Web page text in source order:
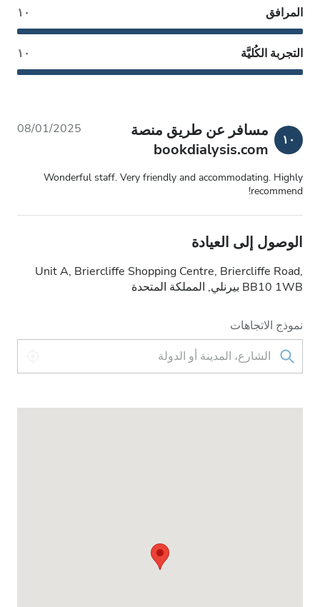
المرافق ١٠
التجربة الكُليَّة ١٠
١٠
مسافر عن طريق منصة
bookdialysis.com
08/01/2025
Wonderful staff. Very friendly and accommodating. Highly
recommend!
الوصول إلى العيادة
Unit A, Briercliffe Shopping Centre, Briercliffe Road,
BB10 1WB بيرنلي, المملكة المتحدة
نموذج الاتجاهات